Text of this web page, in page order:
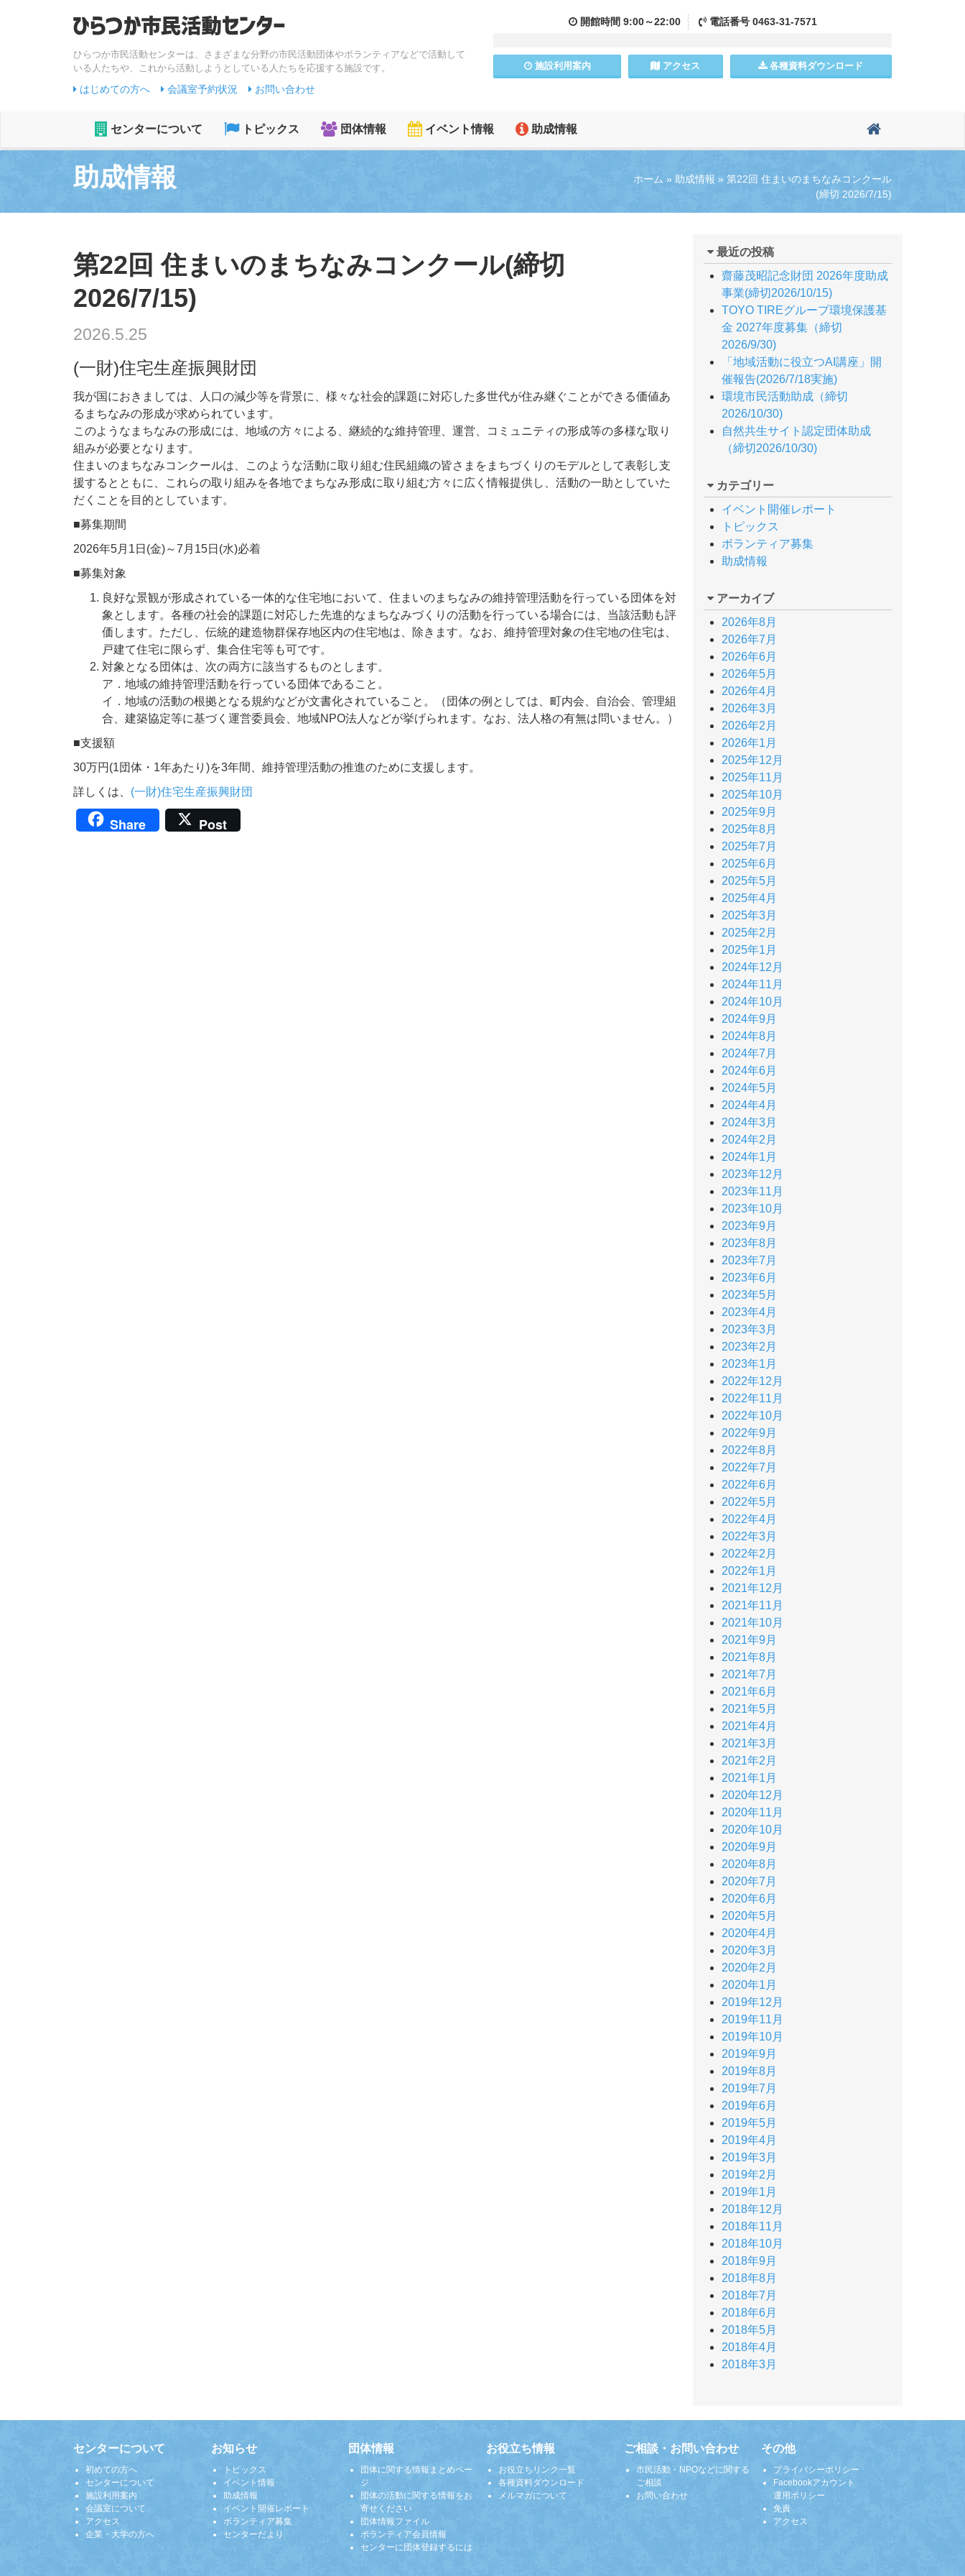
ひらつか市民活動センターは、さまざまな分野の市民活動団体やボランティアなどで活動して
いる人たちや、これから活動しようとしている人たちを応援する施設です。
はじめての方へ 会議室予約状況 お問い合わせ
開館時間 9:00～22:00 電話番号0463-31-7571
施設利用案内 アクセス 各種資料ダウンロード
センターについて トピックス 団体情報 イベント情報 助成情報
ホーム » 助成情報 » 第22回 住まいのまちなみコンクール
(締切 2026/7/15)
助成情報
第22回 住まいのまちなみコンクール(締切
2026/7/15)
2026.5.25
(一財)住宅生産振興財団
我が国におきましては、人口の減少等を背景に、様々な社会的課題に対応した多世代が住み継ぐことができる価値あ
るまちなみの形成が求められています。
このようなまちなみの形成には、地域の方々による、継続的な維持管理、運営、コミュニティの形成等の多様な取り
組みが必要となります。
住まいのまちなみコンクールは、このような活動に取り組む住⺠組織の皆さまをまちづくりのモデルとして表彰し支
援するとともに、これらの取り組みを各地でまちなみ形成に取り組む方々に広く情報提供し、活動の一助としていた
だくことを目的としています。
■募集期間
2026年5月1日(金)～7月15日(水)必着
■募集対象
良好な景観が形成されている一体的な住宅地において、住まいのまちなみの維持管理活動を行っている団体を対
象とします。各種の社会的課題に対応した先進的なまちなみづくりの活動を行っている場合には、当該活動も評
価します。ただし、伝統的建造物群保存地区内の住宅地は、除きます。なお、維持管理対象の住宅地の住宅は、
戸建て住宅に限らず、集合住宅等も可です。
対象となる団体は、次の両方に該当するものとします。
ア．地域の維持管理活動を行っている団体であること。
イ．地域の活動の根拠となる規約などが文書化されていること。（団体の例としては、町内会、自治会、管理組
合、建築協定等に基づく運営委員会、地域NPO法人などが挙げられます。なお、法人格の有無は問いません。）
■支援額
30万円(1団体・1年あたり)を3年間、維持管理活動の推進のために支援します。
詳しくは、 (一財)住宅生産振興財団
Share Post
最近の投稿
齋藤茂昭記念財団 2026年度助成
事業(締切2026/10/15)
TOYO TIREグループ環境保護基
金 2027年度募集（締切
2026/9/30)
「地域活動に役立つAI講座」開
催報告(2026/7/18実施)
環境市民活動助成（締切
2026/10/30)
自然共生サイト認定団体助成
（締切2026/10/30)
カテゴリー
イベント開催レポート
トピックス
ボランティア募集
助成情報
アーカイブ
2026年8月
2026年7月
2026年6月
2026年5月
2026年4月
2026年3月
2026年2月
2026年1月
2025年12月
2025年11月
2025年10月
2025年9月
2025年8月
2025年7月
2025年6月
2025年5月
2025年4月
2025年3月
2025年2月
2025年1月
2024年12月
2024年11月
2024年10月
2024年9月
2024年8月
2024年7月
2024年6月
2024年5月
2024年4月
2024年3月
2024年2月
2024年1月
2023年12月
2023年11月
2023年10月
2023年9月
2023年8月
2023年7月
2023年6月
2023年5月
2023年4月
2023年3月
2023年2月
2023年1月
2022年12月
2022年11月
2022年10月
2022年9月
2022年8月
2022年7月
2022年6月
2022年5月
2022年4月
2022年3月
2022年2月
2022年1月
2021年12月
2021年11月
2021年10月
2021年9月
2021年8月
2021年7月
2021年6月
2021年5月
2021年4月
2021年3月
2021年2月
2021年1月
2020年12月
2020年11月
2020年10月
2020年9月
2020年8月
2020年7月
2020年6月
2020年5月
2020年4月
2020年3月
2020年2月
2020年1月
2019年12月
2019年11月
2019年10月
2019年9月
2019年8月
2019年7月
2019年6月
2019年5月
2019年4月
2019年3月
2019年2月
2019年1月
2018年12月
2018年11月
2018年10月
2018年9月
2018年8月
2018年7月
2018年6月
2018年5月
2018年4月
2018年3月
センターについて
初めての方へ
センターについて
施設利用案内
会議室について
アクセス
企業・大学の方へ
お知らせ
トピックス
イベント情報
助成情報
イベント開催レポート
ボランティア募集
センターだより
団体情報
団体に関する情報まとめペー
ジ
団体の活動に関する情報をお
寄せください
団体情報ファイル
ボランティア会員情報
センターに団体登録するには
お役立ち情報
お役立ちリンク一覧
各種資料ダウンロード
メルマガについて
ご相談・お問い合わせ
市民活動・NPOなどに関する
ご相談
お問い合わせ
その他
プライバシーポリシー
Facebookアカウント
運用ポリシー
免責
アクセス